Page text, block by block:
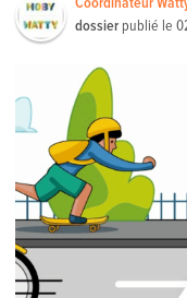
dossier publié le